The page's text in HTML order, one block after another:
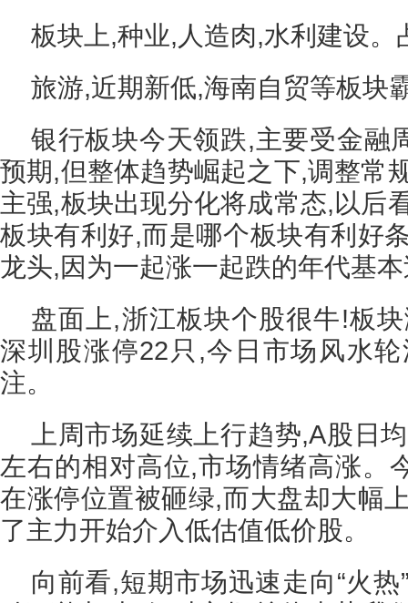
板块上,种业,人造肉,水利建设。
旅游,近期新低,海南自贸等板块
银行板块今天领跌,主要受金融
预期,但整体趋势崛起之下,调整常
主强,板块出现分化将成常态,以后
板块有利好,而是哪个板块有利好
龙头,因为一起涨一起跌的年代基
盘面上,浙江板块个股很牛!板
深圳股涨停22只,今日市场风水
注。
上周市场延续上行趋势,A股日
左右的相对高位,市场情绪高涨。
在涨停位置被砸绿,而大盘却大幅
了主力开始介入低估值低价股。
向前看,短期市场迅速走向“火